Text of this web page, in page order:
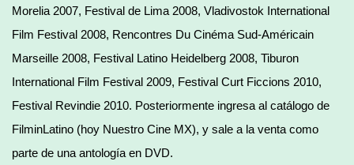
Morelia 2007, Festival de Lima 2008, Vladivostok International
Film Festival 2008, Rencontres Du Cinéma Sud-Américain
Marseille 2008, Festival Latino Heidelberg 2008, Tiburon
International Film Festival 2009, Festival Curt Ficcions 2010,
Festival Revindie 2010. Posteriormente ingresa al catálogo de
FilminLatino (hoy Nuestro Cine MX), y sale a la venta como
parte de una antología en DVD.